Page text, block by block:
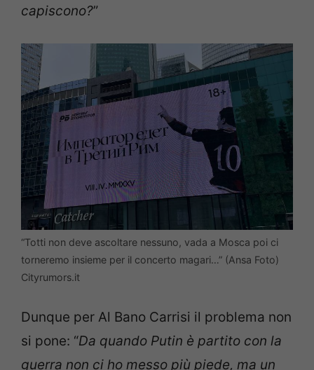
capiscono?”
“Totti non deve ascoltare nessuno, vada a Mosca poi ci
torneremo insieme per il concerto magari…” (Ansa Foto)
Cityrumors.it
Dunque per Al Bano Carrisi il problema non
si pone: “Da quando Putin è partito con la
guerra non ci ho messo più piede, ma un